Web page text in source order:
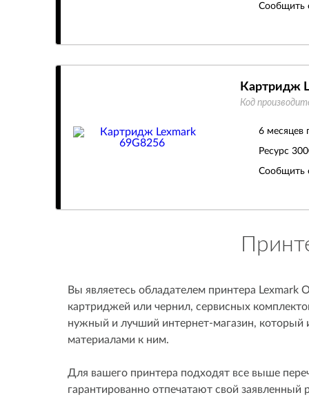
Сообщить
Картридж
Код
6 месяцев
Ресурс
Сообщить
Вы являетесь обладателем принтера
картриджей или чернил, сервисных
нужный и лучший интернет-магазин,
материалами к ним.
Для вашего принтера подходят все выше
гарантированно отпечатают свой